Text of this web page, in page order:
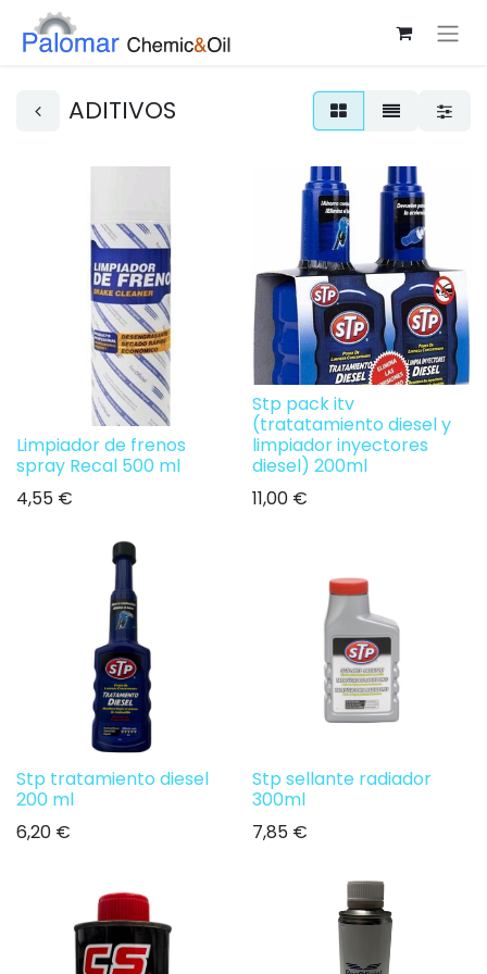
ADITIVOS
Limpiador de frenos
spray Recal 500 ml
4,55 €
Stp pack itv
(tratatamiento diesel y
limpiador inyectores
diesel) 200ml
11,00€
Stp tratamiento diesel
200 ml
6,20 €
Stp sellante radiador
300ml
7,85€